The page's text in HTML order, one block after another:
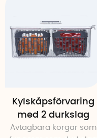
Kylskåpsförvaring
med 2 durkslag
Avtagbara korgar som